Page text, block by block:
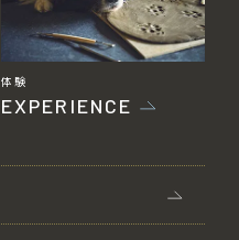
体験
EXPERIENCE